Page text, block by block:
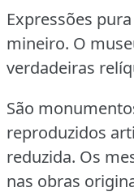
Expressões
mineiro. O
verdadeiras
São
reproduzidos
reduzida. Os
nas obras